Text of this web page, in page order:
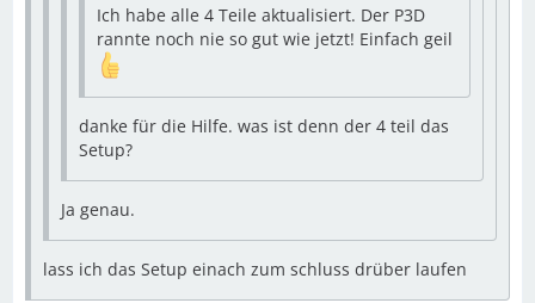
Ich habe alle 4 Teile aktualisiert. Der P3D
rannte noch nie so gut wie jetzt! Einfach geil
danke für die Hilfe. was ist denn der 4 teil das
Setup?
Ja genau.
lass ich das Setup einach zum schluss drüber laufen